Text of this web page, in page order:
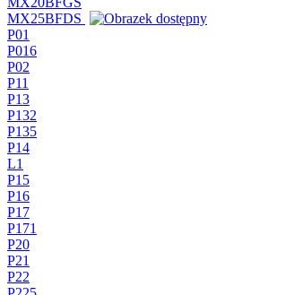
MX25BFDS
P01
P016
P02
P11
P13
P132
P135
P14
L1
P15
P16
P17
P171
P20
P21
P22